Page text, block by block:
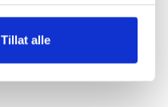
Tillat alle